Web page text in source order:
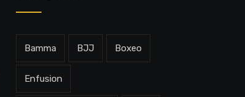
Bamma BJJ Boxeo
Enfusion